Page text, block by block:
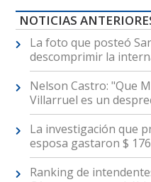
NOTICIAS
La foto que posteó
descomprimir la
Nelson Castro: "Que
Villarruel es un
La investigación que
esposa gastaron $
Ranking de